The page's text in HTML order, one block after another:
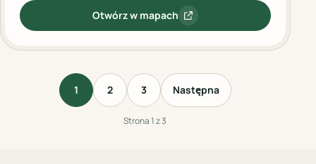
Otwórz w mapach
:Vegab
1 2 3 Następna
Strona 1 z 3